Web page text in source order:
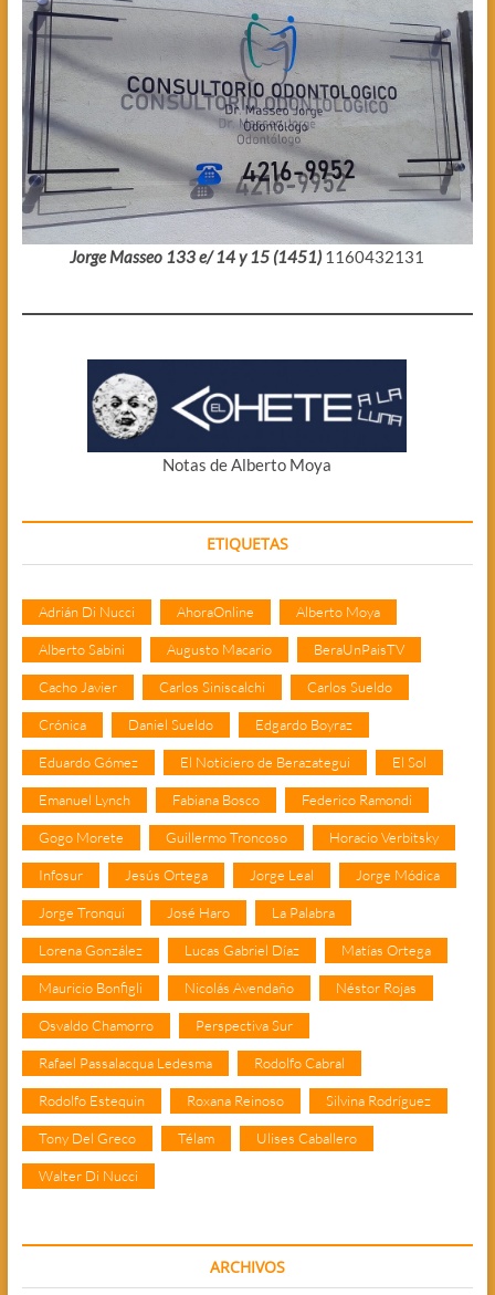
Jorge Masseo 133 e/ 14 y 15 (1451) 1160432131
Notas de Alberto Moya
ETIQUETAS
Adrián Di Nucci AhoraOnline Alberto Moya
Alberto Sabini Augusto Macario BeraUnPaisTV
Cacho Javier Carlos Siniscalchi Carlos Sueldo
Crónica Daniel Sueldo Edgardo Boyraz
Eduardo Gómez El Noticiero de Berazategui El Sol
Emanuel Lynch Fabiana Bosco Federico Ramondi
Gogo Morete Guillermo Troncoso Horacio Verbitsky
Infosur Jesús Ortega Jorge Leal Jorge Módica
Jorge Tronqui José Haro La Palabra
Lorena González Lucas Gabriel Díaz Matías Ortega
Mauricio Bonfigli Nicolás Avendaño Néstor Rojas
Osvaldo Chamorro Perspectiva Sur
Rafael Passalacqua Ledesma Rodolfo Cabral
Rodolfo Estequin Roxana Reinoso Silvina Rodríguez
Tony Del Greco Télam Ulises Caballero
Walter Di Nucci
ARCHIVOS